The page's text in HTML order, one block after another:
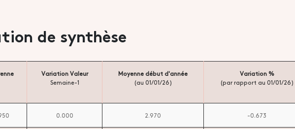
de synthèse
Variation Valeur
Semaine-1
Moyenne début d'année
(au 01/01/26)
Variation %
(par rapport au 01/01/26)
0.000 2.970 -0.673